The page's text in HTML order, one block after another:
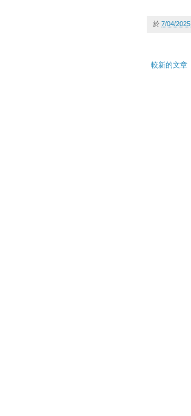
於 7/04/2025
較新的文章